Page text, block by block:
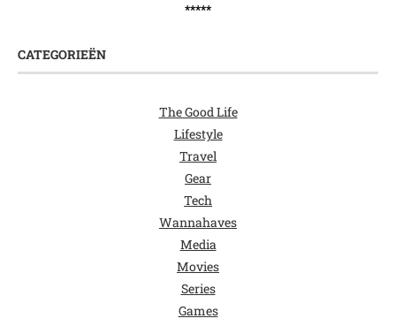
*****
CATEGORIEËN
The Good Life
Lifestyle
Travel
Gear
Tech
Wannahaves
Media
Movies
Series
Games